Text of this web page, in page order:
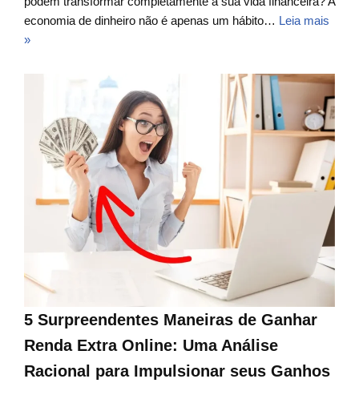
economia de dinheiro não é apenas um hábito… Leia mais
»
5 Surpreendentes Maneiras de Ganhar
Renda Extra Online: Uma Análise
Racional para Impulsionar seus Ganhos